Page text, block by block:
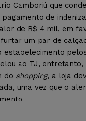
Camboriú que
de
de R$ 4 mil, em
um par de
estabelecimento pelos
ao TJ, entretanto,
do shopping, a loja
uma vez que o